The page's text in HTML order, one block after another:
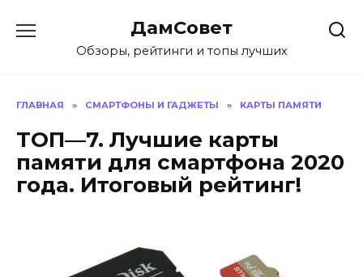
содержанию
ДамСовет
Обзоры, рейтинги и топы лучших
ГЛАВНАЯ » СМАРТФОНЫ И ГАДЖЕТЫ » КАРТЫ ПАМЯТИ
ТОП—7. Лучшие карты
памяти для смартфона 2020
года. Итоговый рейтинг!